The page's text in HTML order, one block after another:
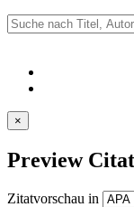
×
Preview
Zitatvorschau in